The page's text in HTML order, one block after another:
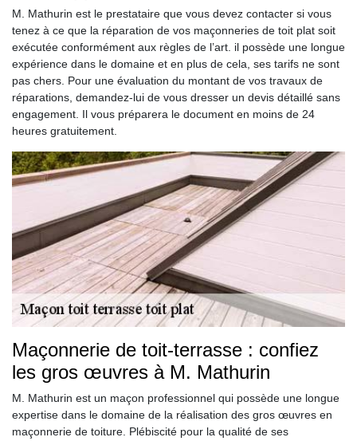
M. Mathurin est le prestataire que vous devez contacter si vous
tenez à ce que la réparation de vos maçonneries de toit plat soit
exécutée conformément aux règles de l’art. il possède une longue
expérience dans le domaine et en plus de cela, ses tarifs ne sont
pas chers. Pour une évaluation du montant de vos travaux de
réparations, demandez-lui de vous dresser un devis détaillé sans
engagement. Il vous préparera le document en moins de 24
heures gratuitement.
Maçonnerie de toit-terrasse : confiez
les gros œuvres à M. Mathurin
M. Mathurin est un maçon professionnel qui possède une longue
expertise dans le domaine de la réalisation des gros œuvres en
maçonnerie de toiture. Plébiscité pour la qualité de ses